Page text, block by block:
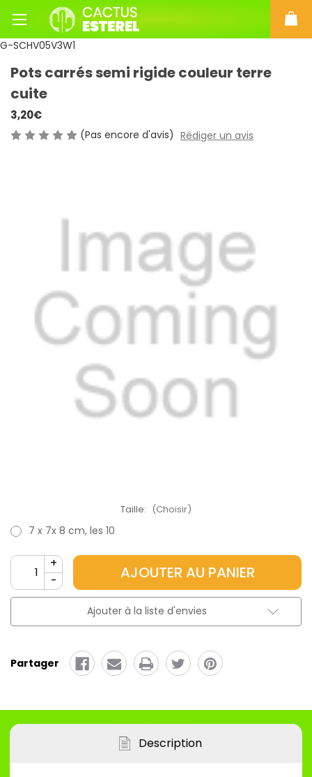
G-SCHV05V3W1
Pots carrés semi rigide couleur terre
cuite
3,20€
(Pas encore d'avis) Rédiger un avis
Taille: (Choisir)
7 x 7x 8 cm, les 10
Stock
actuel :
Diminuer
la
quantité
carrés
rigide
couleur
terre
cuite
-
Augmenter
la
quantité
pour
Pots
semi
rigide
terre
cuite
+
Ajouter à la liste d'envies
Partager
Description